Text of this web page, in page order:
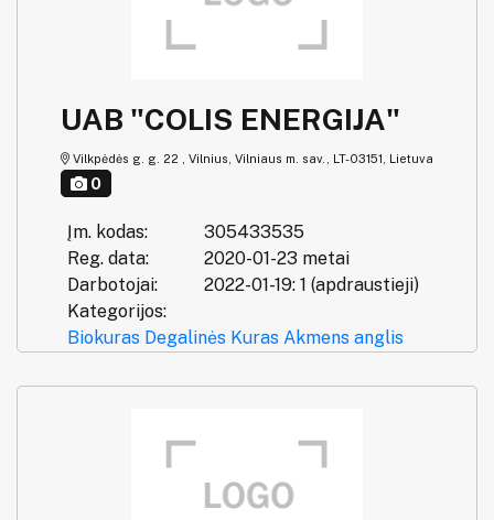
UAB "COLIS ENERGIJA"
Vilkpėdės g. g. 22 , Vilnius, Vilniaus m. sav., LT-03151, Lietuva
0
Įm. kodas:
305433535
Reg. data:
2020-01-23 metai
Darbotojai:
2022-01-19: 1 (apdraustieji)
Kategorijos:
Biokuras Degalinės Kuras Akmens anglis